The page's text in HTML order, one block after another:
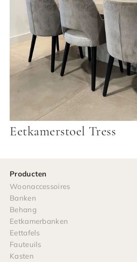
Eetkamerstoel Tress
Producten
Woonaccessoires
Banken
Behang
Eetkamerbanken
Eettafels
Fauteuils
Kasten